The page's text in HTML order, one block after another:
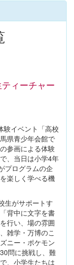
ィーチャー
験イベント「高校
県青少年会館で
参画による体験
、当日は小学4年
プログラムの企
楽しく学べる機
生がサポートす
背中に文字を書
行い、場の雰囲
雑学・万博のこ
ニー・ポケモン
問に挑戦し、難
、小学生たちは